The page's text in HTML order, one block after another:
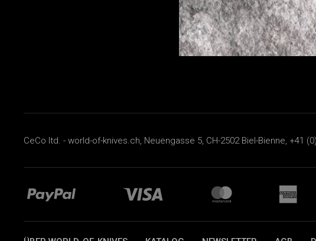
CeCo ltd. - world-of-knives.ch, Neuengasse 5, CH-2502 Biel-Bienne, +41